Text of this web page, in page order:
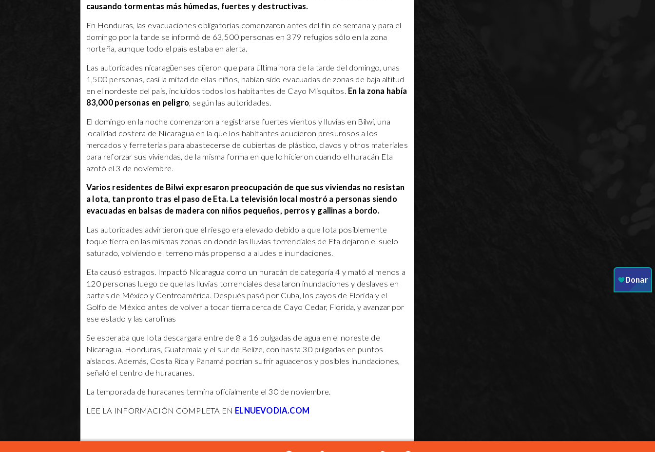
causando tormentas más húmedas, fuertes y destructivas.
En Honduras, las evacuaciones obligatorias comenzaron antes del fin de semana y para el
domingo por la tarde se informó de 63,500 personas en 379 refugios sólo en la zona
norteña, aunque todo el país estaba en alerta.
Las autoridades nicaragüenses dijeron que para última hora de la tarde del domingo, unas
1,500 personas, casi la mitad de ellas niños, habían sido evacuadas de zonas de baja altitud
en el nordeste del país, incluidos todos los habitantes de Cayo Misquitos. En la zona había
83,000 personas en peligro, según las autoridades.
El domingo en la noche comenzaron a registrarse fuertes vientos y lluvias en Bilwi, una
localidad costera de Nicaragua en la que los habitantes acudieron presurosos a los
mercados y ferreterías para abastecerse de cubiertas de plástico, clavos y otros materiales
para reforzar sus viviendas, de la misma forma en que lo hicieron cuando el huracán Eta
azotó el 3 de noviembre.
Varios residentes de Bilwi expresaron preocupación de que sus viviendas no resistan
a Iota, tan pronto tras el paso de Eta. La televisión local mostró a personas siendo
evacuadas en balsas de madera con niños pequeños, perros y gallinas a bordo.
Las autoridades advirtieron que el riesgo era elevado debido a que Iota posiblemente
toque tierra en las mismas zonas en donde las lluvias torrenciales de Eta dejaron el suelo
saturado, volviendo el terreno más propenso a aludes e inundaciones.
Eta causó estragos. Impactó Nicaragua como un huracán de categoría 4 y mató al menos a
120 personas luego de que las lluvias torrenciales desataron inundaciones y deslaves en
partes de México y Centroamérica. Después pasó por Cuba, los cayos de Florida y el
Golfo de México antes de volver a tocar tierra cerca de Cayo Cedar, Florida, y avanzar por
ese estado y las carolinas
Se esperaba que Iota descargara entre de 8 a 16 pulgadas de agua en el noreste de
Nicaragua, Honduras, Guatemala y el sur de Belize, con hasta 30 pulgadas en puntos
aislados. Además, Costa Rica y Panamá podrían sufrir aguaceros y posibles inundaciones,
señaló el centro de huracanes.
La temporada de huracanes termina oficialmente el 30 de noviembre.
LEE LA INFORMACIÓN COMPLETA EN ELNUEVODIA.COM